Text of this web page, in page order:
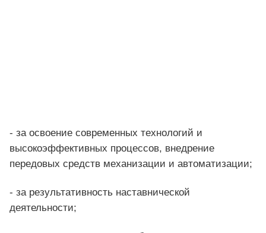
- за освоение современных технологий и
высокоэффективных процессов, внедрение
передовых средств механизации и автоматизации;
- за результативность наставнической
деятельности;